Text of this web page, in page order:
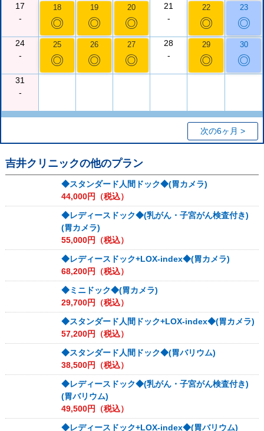
17
-
18
◎
19
◎
20
◎
21
-
22
◎
23
◎
24
-
25
◎
26
◎
27
◎
28
-
29
◎
30
◎
31
-
次の6ヶ月 >
吉井クリニックの他のプラン
◆スタンダード人間ドック◆(胃カメラ)
44,000円（税込）
◆レディースドック◆(乳がん・子宮がん検査付き)
(胃カメラ)
55,000円（税込）
◆レディースドック+LOX-index◆(胃カメラ)
68,200円（税込）
◆ミニドック◆(胃カメラ)
29,700円（税込）
◆スタンダード人間ドック+LOX-index◆(胃カメラ)
57,200円（税込）
◆スタンダード人間ドック◆(胃バリウム)
38,500円（税込）
◆レディースドック◆(乳がん・子宮がん検査付き)
(胃バリウム)
49,500円（税込）
◆レディースドック+LOX-index◆(胃バリウム)